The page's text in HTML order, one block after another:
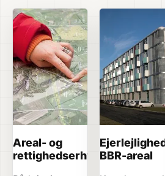
Areal- og
rettighedserhvervelse
BBR-areal